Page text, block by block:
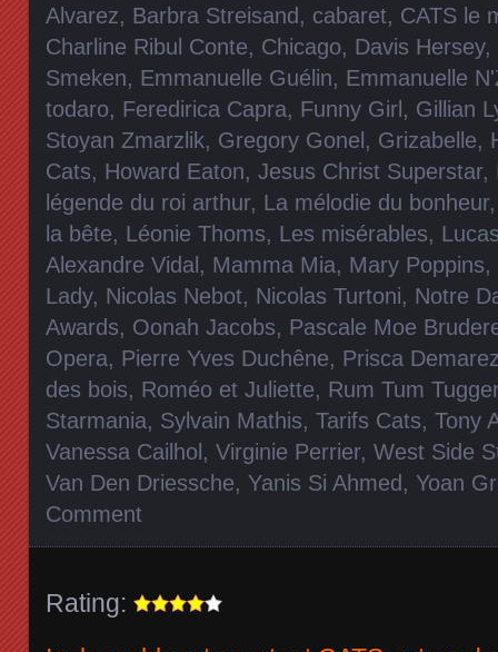
Alvarez, Barbra Streisand, cabaret, CATS le
Charline Ribul Conte, Chicago, Davis Hersey,
Smeken, Emmanuelle Guélin, Emmanuelle
todaro, Feredirica Capra, Funny Girl, Gillian
Stoyan Zmarzlik, Gregory Gonel, Grizabelle,
Cats, Howard Eaton, Jesus Christ Superstar,
légende du roi arthur, La mélodie du bonheur
la bête, Léonie Thoms, Les misérables,
Alexandre Vidal, Mamma Mia, Mary Poppins,
Lady, Nicolas Nebot, Nicolas Turtoni, Notre
Awards, Oonah Jacobs, Pascale Moe
Opera, Pierre Yves Duchêne, Prisca
des bois, Roméo et Juliette, Rum Tum Tugger
Starmania, Sylvain Mathis, Tarifs Cats, Tony
Vanessa Cailhol, Virginie Perrier, West Side
Van Den Driessche, Yanis Si Ahmed, Yoan
Comment
Rating: